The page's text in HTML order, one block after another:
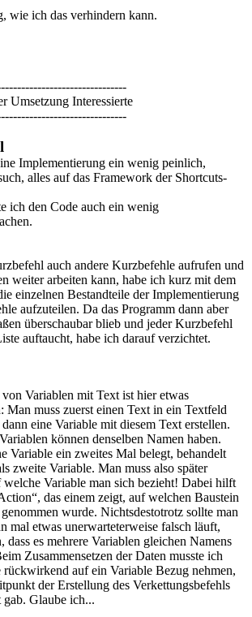
wie ich das verhindern kann.
Umsetzung Interessierte
Implementierung ein wenig peinlich,
alles auf das Framework der Shortcuts-
ich den Code auch ein wenig
auch andere Kurzbefehle aufrufen und
weiter arbeiten kann, habe ich kurz mit dem
einzelnen Bestandteile der Implementierung
aufzuteilen. Da das Programm dann aber
überschaubar blieb und jeder Kurzbefehl
auftaucht, habe ich darauf verzichtet.
Variablen mit Text ist hier etwas
Man muss zuerst einen Text in ein Textfeld
eine Variable mit diesem Text erstellen.
können denselben Namen haben.
Variable ein zweites Mal belegt, behandelt
zweite Variable. Man muss also später
welche Variable man sich bezieht! Dabei hilft
das einem zeigt, auf welchen Baustein
wurde. Nichtsdestotrotz sollte man
mal etwas unerwarteterweise falsch läuft,
dass es mehrere Variablen gleichen Namens
Zusammensetzen der Daten musste ich
rückwirkend auf ein Variable Bezug nehmen,
der Erstellung des Verkettungsbefehls
Glaube ich...